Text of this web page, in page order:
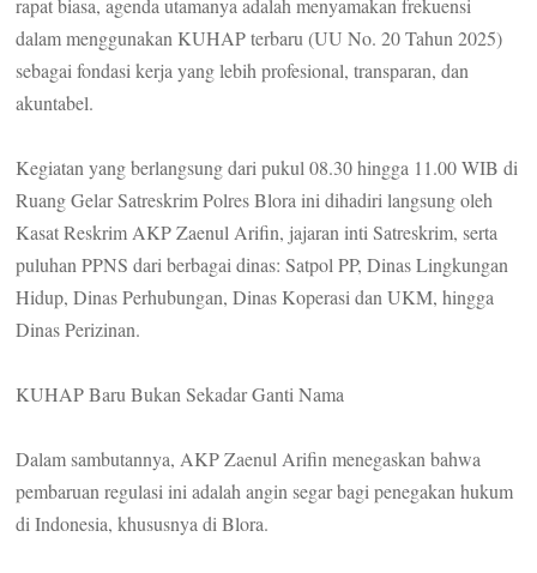
rapat biasa, agenda utamanya adalah menyamakan frekuensi
dalam menggunakan KUHAP terbaru (UU No. 20 Tahun 2025)
sebagai fondasi kerja yang lebih profesional, transparan, dan
akuntabel.
Kegiatan yang berlangsung dari pukul 08.30 hingga 11.00 WIB di
Ruang Gelar Satreskrim Polres Blora ini dihadiri langsung oleh
Kasat Reskrim AKP Zaenul Arifin, jajaran inti Satreskrim, serta
puluhan PPNS dari berbagai dinas: Satpol PP, Dinas Lingkungan
Hidup, Dinas Perhubungan, Dinas Koperasi dan UKM, hingga
Dinas Perizinan.
KUHAP Baru Bukan Sekadar Ganti Nama
Dalam sambutannya, AKP Zaenul Arifin menegaskan bahwa
pembaruan regulasi ini adalah angin segar bagi penegakan hukum
di Indonesia, khususnya di Blora.